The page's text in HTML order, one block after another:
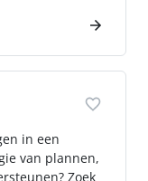
in een
van plannen,
Zoek